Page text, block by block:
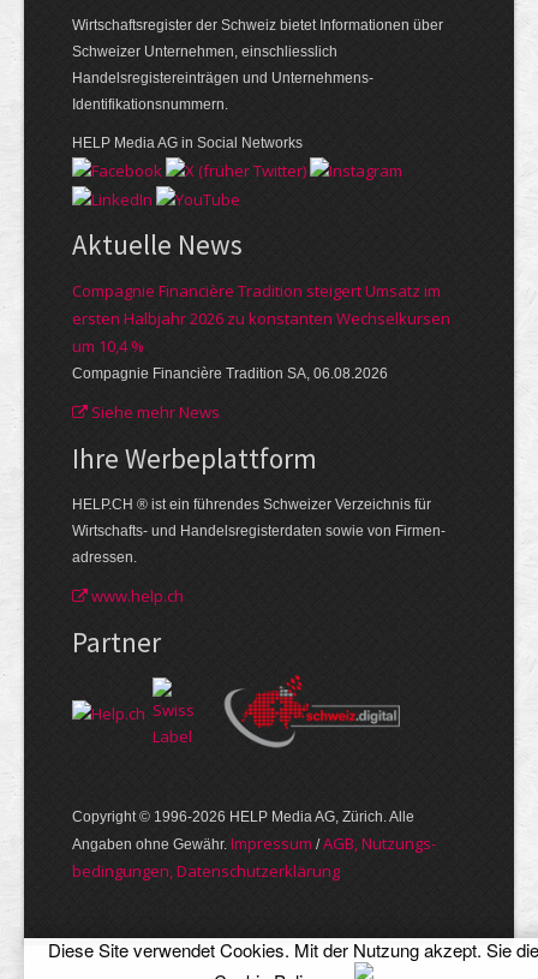
Wirtschaftsregister der Schweiz bietet Informationen über
Schweizer Unternehmen, einschliesslich
Handelsregistereinträgen und Unternehmens-
Identifikationsnummern.
HELP Media AG in Social Networks
Aktuelle News
Compagnie Financière Tradition steigert Umsatz im
ersten Halbjahr 2026 zu konstanten Wechselkursen
um 10,4 %
Compagnie Financière Tradition SA, 06.08.2026
Siehe mehr News
Ihre Werbe­plattform
HELP.CH ® ist ein führendes Schweizer Verzeichnis für
Wirtschafts- und Handelsregisterdaten sowie von Firmen­
adressen.
www.help.ch
Partner
Copyright © 1996-2026 HELP Media AG, Zürich. Alle
Angaben ohne Gewähr. Im­pres­sum /AGB, Nut­zungs­
bedin­gungen, Daten­schutz­er­klärung
Diese Site verwendet Cookies. Mit der Nutzung akzept. Sie die